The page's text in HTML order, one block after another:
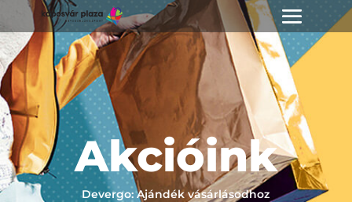
Akcióink
Devergo: Ajándék vásárlásodhoz